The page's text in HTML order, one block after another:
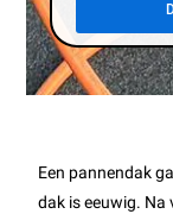
Een pannendak
dak is eeuwig. Na